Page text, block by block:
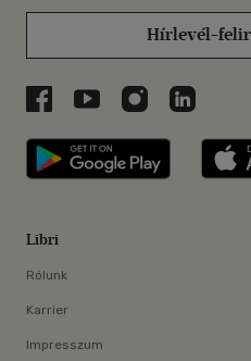
Hírlevél-
Libri a Facebookon
Libri a Youtube-on
Libri azLibri a
Libri
Libri
Rólunk
Karrier
Impresszum